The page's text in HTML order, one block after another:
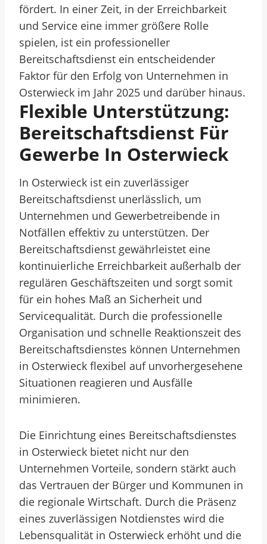
fördert. In einer Zeit, in der Erreichbarkeit
und Service eine immer größere Rolle
spielen, ist ein professioneller
Bereitschaftsdienst ein entscheidender
Faktor für den Erfolg von Unternehmen in
Osterwieck im Jahr 2025 und darüber hinaus.
Flexible Unterstützung:
Bereitschaftsdienst Für
Gewerbe In Osterwieck
In Osterwieck ist ein zuverlässiger
Bereitschaftsdienst unerlässlich, um
Unternehmen und Gewerbetreibende in
Notfällen effektiv zu unterstützen. Der
Bereitschaftsdienst gewährleistet eine
kontinuierliche Erreichbarkeit außerhalb der
regulären Geschäftszeiten und sorgt somit
für ein hohes Maß an Sicherheit und
Servicequalität. Durch die professionelle
Organisation und schnelle Reaktionszeit des
Bereitschaftsdienstes können Unternehmen
in Osterwieck flexibel auf unvorhergesehene
Situationen reagieren und Ausfälle
minimieren.
Die Einrichtung eines Bereitschaftsdienstes
in Osterwieck bietet nicht nur den
Unternehmen Vorteile, sondern stärkt auch
das Vertrauen der Bürger und Kommunen in
die regionale Wirtschaft. Durch die Präsenz
eines zuverlässigen Notdienstes wird die
Lebensqualität in Osterwieck erhöht und die